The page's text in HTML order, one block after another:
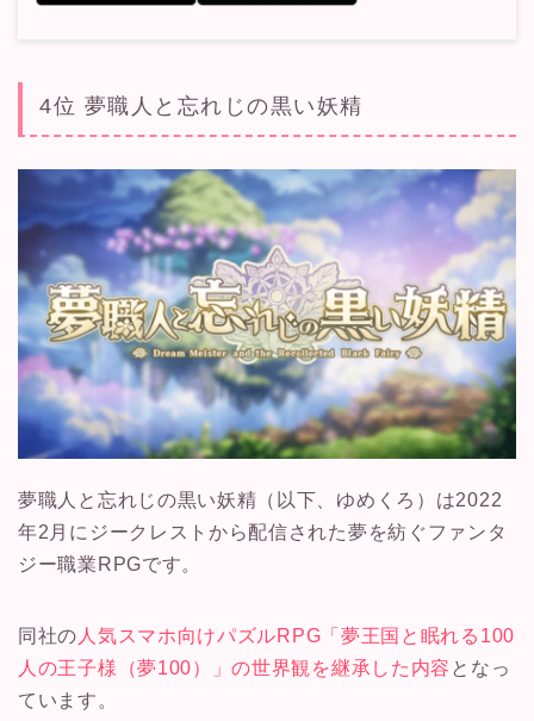
4位 夢職人と忘れじの黒い妖精
夢職人と忘れじの黒い妖精（以下、ゆめくろ）は2022
年2月にジークレストから配信された夢を紡ぐファンタ
ジー職業RPGです。
同社の 人気スマホ向けパズルRPG「夢王国と眠れる100
人の王子様（夢100）」の世界観を継承した内容 となっ
ています。